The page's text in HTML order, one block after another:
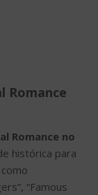
Romance
Romance no
histórica para
“Famous